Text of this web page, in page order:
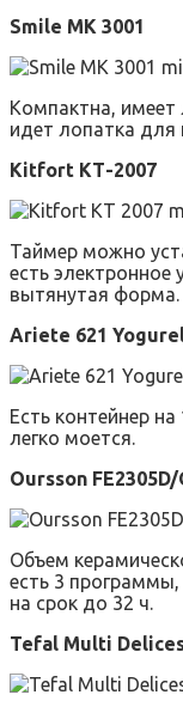
Smile MK 3001
Компактна, имеет
идет лопатка
Kitfort КТ-2007
Таймер можно
есть электронное
вытянутая форма.
Ariete 621
Есть контейнер
легко моется.
Oursson FE2305D/
Объем
есть 3
на срок до 32 ч.
Tefal Multi